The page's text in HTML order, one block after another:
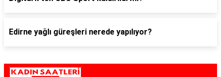
Edirne yağlı güreşleri nerede yapılıyor?